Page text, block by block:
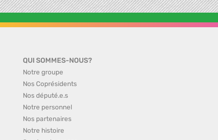
QUI SOMMES-NOUS?
Notre groupe
Nos Coprésidents
Nos député.e.s
Notre personnel
Nos partenaires
Notre histoire